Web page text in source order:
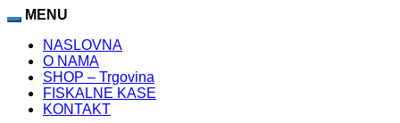
MENU
NASLOVNA
O NAMA
SHOP – Trgovina
FISKALNE KASE
KONTAKT